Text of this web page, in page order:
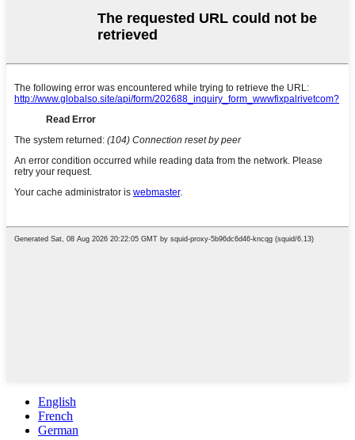
English
French
German